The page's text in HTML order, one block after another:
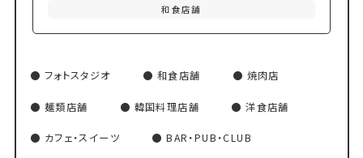
和食店舗
フォトスタジオ 和食店舗 焼肉店
麺類店舗 韓国料理店舗 洋食店舗
カフェ・スイーツ BAR・PUB・CLUB